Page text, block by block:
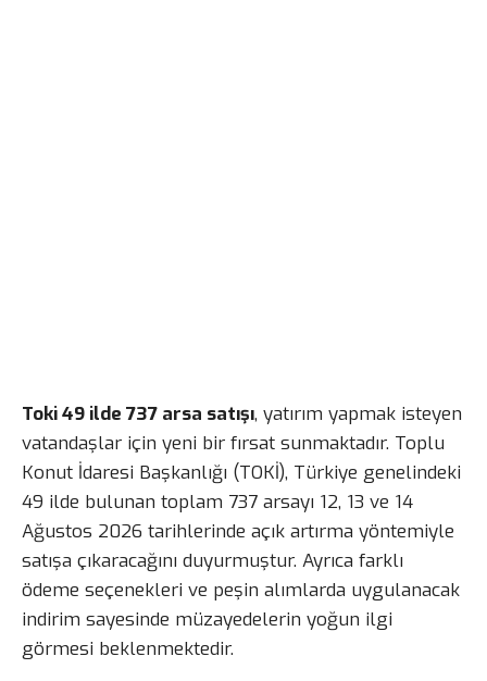
Toki 49 ilde 737 arsa satışı, yatırım yapmak isteyen
vatandaşlar için yeni bir fırsat sunmaktadır. Toplu
Konut İdaresi Başkanlığı (TOKİ), Türkiye genelindeki
49 ilde bulunan toplam 737 arsayı 12, 13 ve 14
Ağustos 2026 tarihlerinde açık artırma yöntemiyle
satışa çıkaracağını duyurmuştur. Ayrıca farklı
ödeme seçenekleri ve peşin alımlarda uygulanacak
indirim sayesinde müzayedelerin yoğun ilgi
görmesi beklenmektedir.